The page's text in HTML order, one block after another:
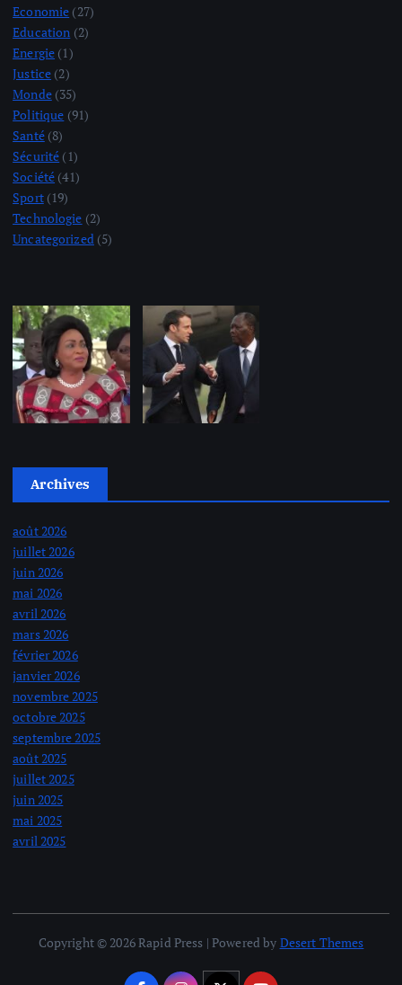
Economie (27)
Education (2)
Energie (1)
Justice (2)
Monde(35)
Politique (91)
Santé(8)
Sécurité (1)
Société (41)
Sport(19)
Technologie (2)
Uncategorized(5)
Archives
août 2026
juillet 2026
juin 2026
mai 2026
avril 2026
mars 2026
février 2026
janvier 2026
novembre 2025
octobre 2025
septembre 2025
août 2025
juillet 2025
juin 2025
mai 2025
avril 2025
Copyright © 2026 Rapid Press | Powered by Desert Themes